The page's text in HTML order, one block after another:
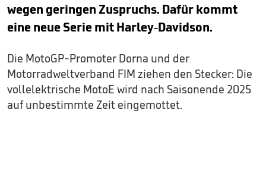
wegen geringen Zuspruchs. Dafür kommt
eine neue Serie mit Harley-Davidson.
Die MotoGP-Promoter Dorna und der
Motorradweltverband FIM ziehen den Stecker: Die
vollelektrische MotoE wird nach Saisonende 2025
auf unbestimmte Zeit eingemottet.